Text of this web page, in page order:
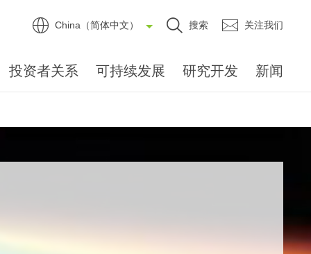
China（简体中文） 搜索 关注我们
投资者关系 可持续发展 研究开发 新闻